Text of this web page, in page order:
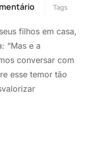
Tags
filhos em casa,
“Mas e a
conversar com
esse temor tão